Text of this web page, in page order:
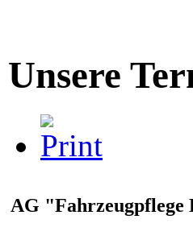
Unsere
AG "Fahrzeugpflege